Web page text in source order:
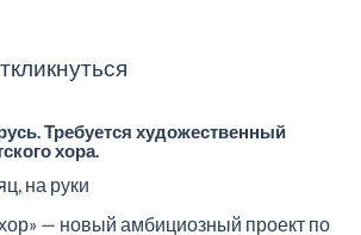
Требуется художественный
хора.
на руки
— новый амбициозный проект по